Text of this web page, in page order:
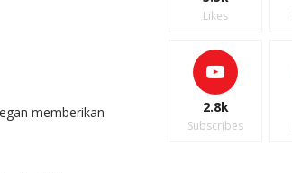
memberikan
Likes
2.8k
Subscribes